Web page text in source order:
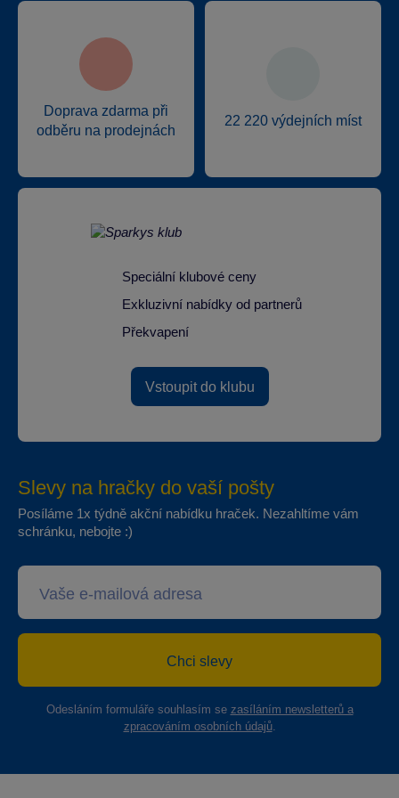
Doprava zdarma při
odběru na prodejnách
22 220 výdejních míst
Speciální klubové ceny
Exkluzivní nabídky od partnerů
Překvapení
Vstoupit do klubu
Slevy na hračky do vaší pošty
Posíláme 1x týdně akční nabídku hraček. Nezahltíme vám
schránku, nebojte :)
Chci slevy
Odesláním formuláře souhlasím se zasíláním newsletterů a
zpracováním osobních údajů.